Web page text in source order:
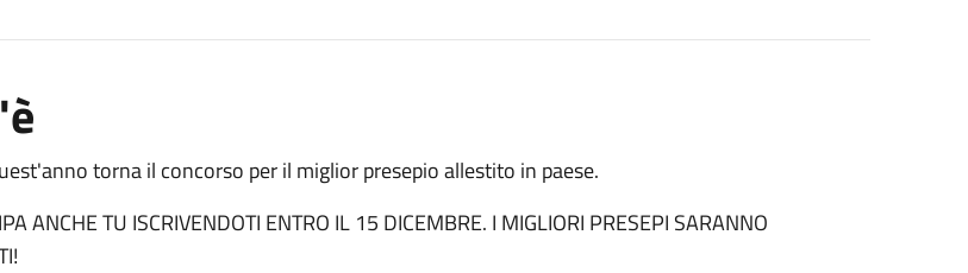
torna il concorso per il miglior presepio allestito in paese.
ANCHE TU ISCRIVENDOTI ENTRO IL 15 DICEMBRE. I MIGLIORI PRESEPI SARANNO